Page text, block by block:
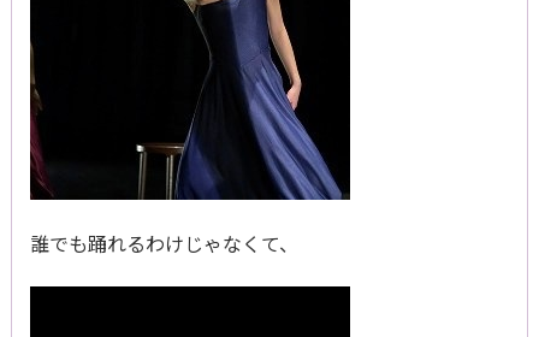
誰でも踊れるわけじゃなくて、